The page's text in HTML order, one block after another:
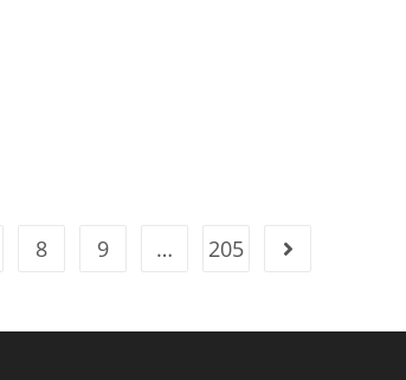
8 9 … 205